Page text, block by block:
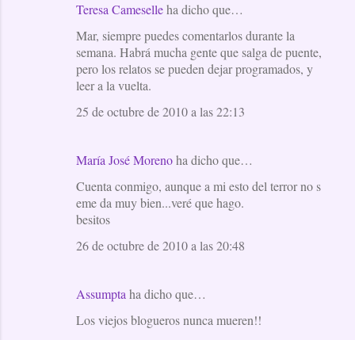
Teresa Cameselleha dicho que…
Mar, siempre puedes comentarlos durante la
semana. Habrá mucha gente que salga de puente,
pero los relatos se pueden dejar programados, y
leer a la vuelta.
25 de octubre de 2010 a las 22:13
María José Morenoha dicho que…
Cuenta conmigo, aunque a mi esto del terror no s
eme da muy bien...veré que hago.
besitos
26 de octubre de 2010 a las 20:48
Assumpta ha dicho que…
Los viejos blogueros nunca mueren!!